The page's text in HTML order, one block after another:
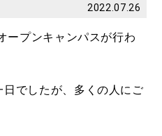
2022.07.26
ープンキャンパスが行わ
でしたが、多くの人にご